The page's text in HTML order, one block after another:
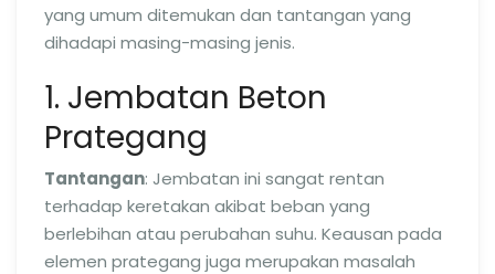
yang umum ditemukan dan tantangan yang
dihadapi masing-masing jenis.
1. Jembatan Beton
Prategang
Tantangan: Jembatan ini sangat rentan
terhadap keretakan akibat beban yang
berlebihan atau perubahan suhu. Keausan pada
elemen prategang juga merupakan masalah